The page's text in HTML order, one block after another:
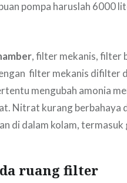
pompa haruslah 6000
, filter mekanis, filter
filter mekanis difilter
mengubah amonia
Nitrat kurang berbahaya
di dalam kolam, termasuk
ruang filter